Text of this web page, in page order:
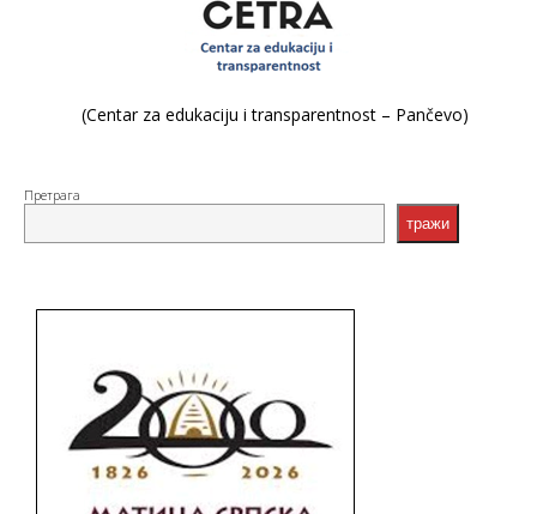
(Centar za edukaciju i transparentnost – Pančevo)
Претрага
тражи